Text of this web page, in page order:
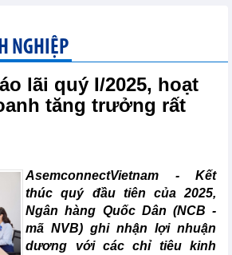
NGHIỆP
lãi quý I/2025, hoạt
tăng trưởng rất
AsemconnectVietnam - Kết
thúc quý đầu tiên của 2025,
Ngân hàng Quốc Dân (NCB -
mã NVB) ghi nhận lợi nhuận
dương với các chỉ tiêu kinh